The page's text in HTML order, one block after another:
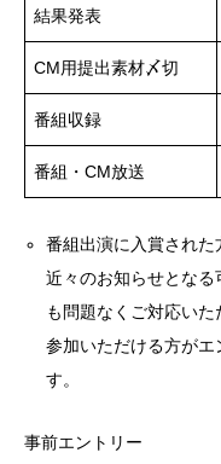
結果発表
CM用提出素材〆切
番組収録
番組・CM放送
番組出演に入賞され
近々のお知らせとな
も問題なくご対応い
参加いただける方がエ
す。
事前エントリー